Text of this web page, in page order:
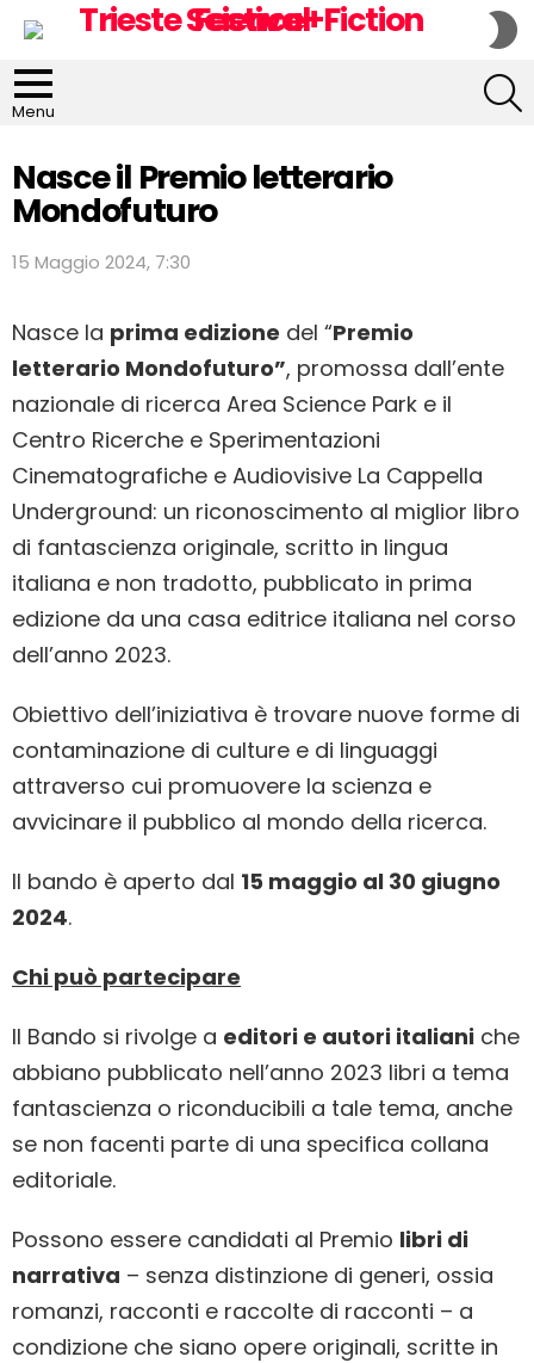
Menu
Nasce il Premio letterario
Mondofuturo
15 Maggio 2024, 7:30
Nasce la prima edizione del “Premio
letterario Mondofuturo”, promossa dall’ente
nazionale di ricerca Area Science Park e il
Centro Ricerche e Sperimentazioni
Cinematografiche e Audiovisive La Cappella
Underground: un riconoscimento al miglior libro
di fantascienza originale, scritto in lingua
italiana e non tradotto, pubblicato in prima
edizione da una casa editrice italiana nel corso
dell’anno 2023.
Obiettivo dell’iniziativa è trovare nuove forme di
contaminazione di culture e di linguaggi
attraverso cui promuovere la scienza e
avvicinare il pubblico al mondo della ricerca.
Il bando è aperto dal 15 maggio al 30 giugno
2024.
Chi può partecipare
Il Bando si rivolge a editori e autori italiani che
abbiano pubblicato nell’anno 2023 libri a tema
fantascienza o riconducibili a tale tema, anche
se non facenti parte di una specifica collana
editoriale.
Possono essere candidati al Premio libri di
narrativa – senza distinzione di generi, ossia
romanzi, racconti e raccolte di racconti – a
condizione che siano opere originali, scritte in